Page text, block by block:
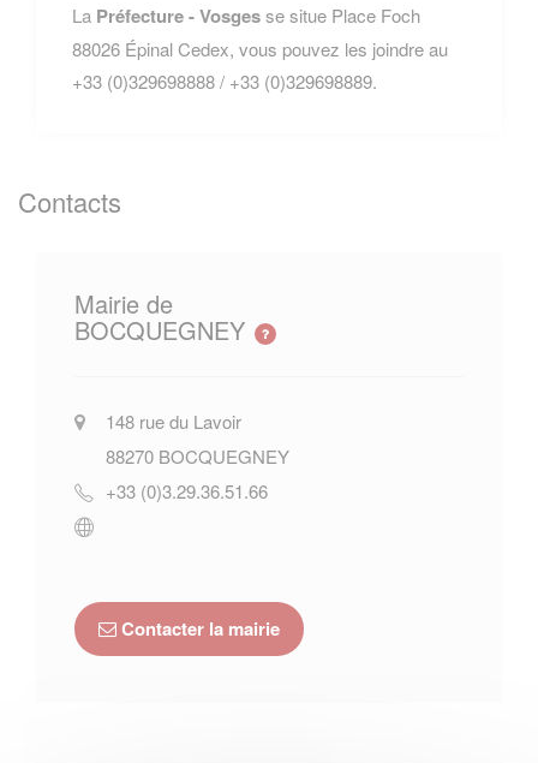
La Préfecture - Vosgesse situe Place Foch
88026 Épinal Cedex, vous pouvez les joindre au
+33 (0)329698888 / +33 (0)329698889.
Contacts
Mairie de
BOCQUEGNEY
148 rue du Lavoir
88270 BOCQUEGNEY
+33 (0)3.29.36.51.66
Contacter la mairie